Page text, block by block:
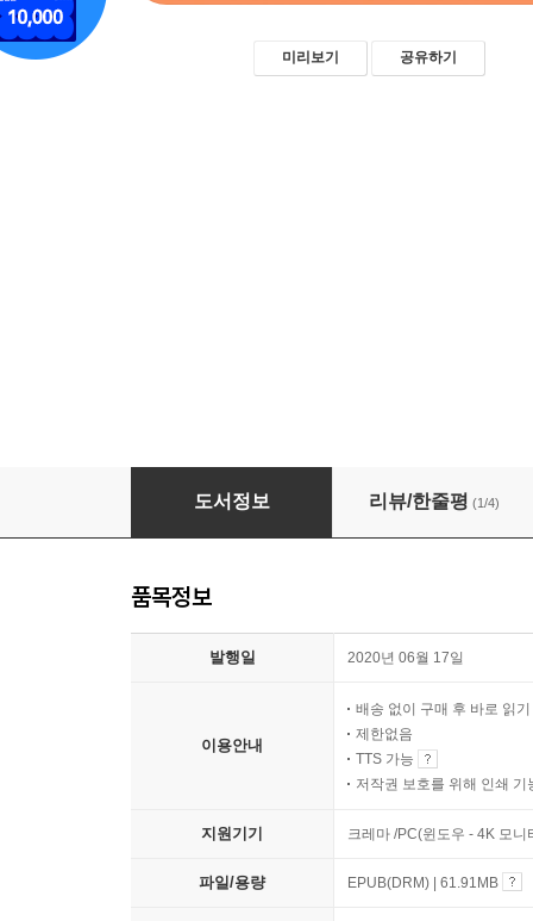
미리보기 공유하기
남의 체력은 탐내지 않는다
도서정보 리뷰/한줄평 (1/4)
품목정보
발행일 2020년 06월 17일
이용안내
배송 없이 구매 후 바로 읽기
제한없음
TTS 가능
저작권 보호를 위해 인쇄 기
지원기기 크레마 /PC(윈도우 - 4K 모
파일/용량 EPUB(DRM) | 61.91MB